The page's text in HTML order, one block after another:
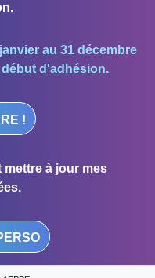
au 31 décembre
d'adhésion.
!
mettre à jour mes